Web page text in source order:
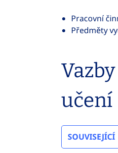
Pracovní
Předměty
učení
SOUVISEJÍCÍ